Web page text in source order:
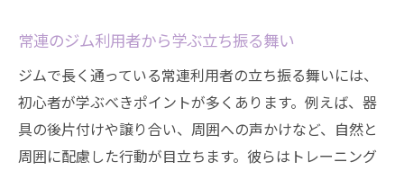
常連のジム利用者から学ぶ立ち振る舞い
ジムで長く通っている常連利用者の立ち振る舞いには、
初心者が学ぶべきポイントが多くあります。例えば、器
具の後片付けや譲り合い、周囲への声かけなど、自然と
周囲に配慮した行動が目立ちます。彼らはトレーニング